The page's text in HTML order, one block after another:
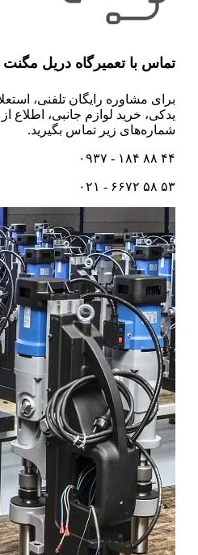
تماس با تعمیرگاه دریل مگنت
برای مشاوره رایگان تلفنی،‌
یدکی، خرید لوازم جانبی، اطلاع
شماره‌های زیر تماس بگیرید.
۴۴ ۸۸ ۱۸۴ - ۰۹۳۷
۵۳ ۵۸ ۶۶۷۲ - ۰۲۱